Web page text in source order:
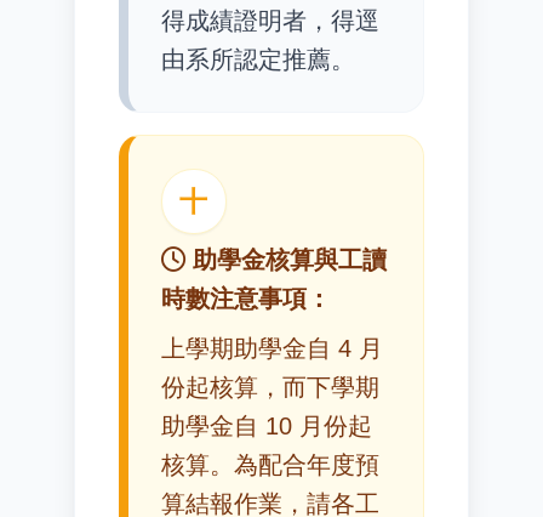
得成績證明者，得逕
由系所認定推薦。
十
助學金核算與工讀
時數注意事項：
上學期助學金自 4 月
份起核算，而下學期
助學金自 10 月份起
核算。為配合年度預
算結報作業，請各工